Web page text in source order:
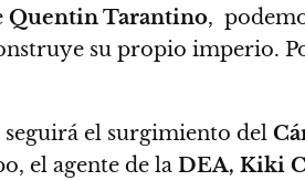
Quentin Tarantino,
su propio imperio.
seguirá el surgimiento del
el agente de la DEA, Kiki